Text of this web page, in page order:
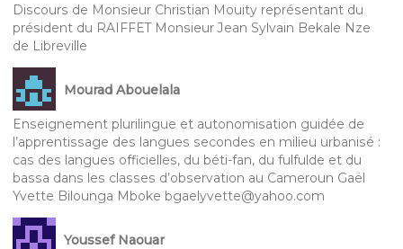
Discours de Monsieur Christian Mouity représentant du
président du RAIFFET Monsieur Jean Sylvain Bekale Nze
de Libreville
Mourad Abouelala
Enseignement plurilingue et autonomisation guidée de
l’apprentissage des langues secondes en milieu urbanisé :
cas des langues officielles, du béti-fan, du fulfulde et du
bassa dans les classes d’observation au Cameroun Gaël
Yvette Bilounga Mboke bgaelyvette@yahoo.com
Youssef Naouar